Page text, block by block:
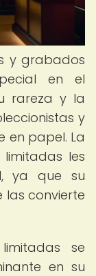
y grabados
en el
rareza y la
y
en papel. La
limitadas les
ya que su
las convierte
se
en su